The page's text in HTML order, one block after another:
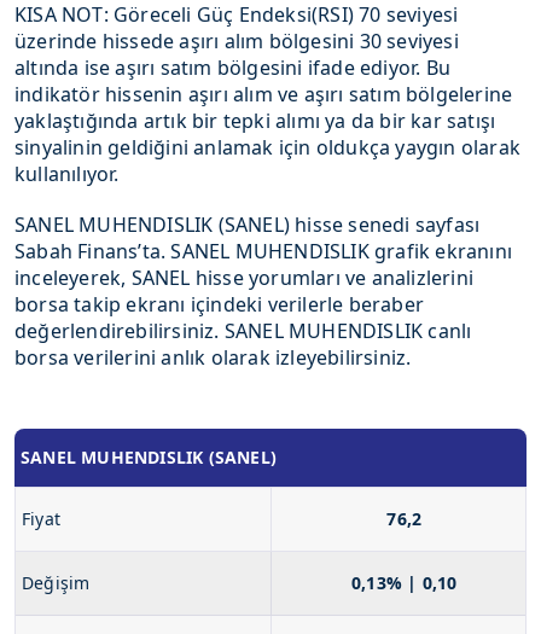
KISA NOT: Göreceli Güç Endeksi(RSI) 70 seviyesi
üzerinde hissede aşırı alım bölgesini 30 seviyesi
altında ise aşırı satım bölgesini ifade ediyor. Bu
indikatör hissenin aşırı alım ve aşırı satım bölgelerine
yaklaştığında artık bir tepki alımı ya da bir kar satışı
sinyalinin geldiğini anlamak için oldukça yaygın olarak
kullanılıyor.
SANEL MUHENDISLIK (SANEL) hisse senedi sayfası
Sabah Finans’ta. SANEL MUHENDISLIK grafik ekranını
inceleyerek, SANEL hisse yorumları ve analizlerini
borsa takip ekranı içindeki verilerle beraber
değerlendirebilirsiniz. SANEL MUHENDISLIK canlı
borsa verilerini anlık olarak izleyebilirsiniz.
SANEL MUHENDISLIK (SANEL)
Fiyat 76,2
Değişim 0,13% | 0,10